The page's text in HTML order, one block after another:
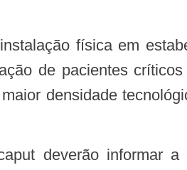
de pacientes
densidade